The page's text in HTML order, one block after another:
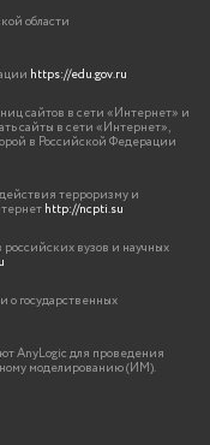
области
https://edu.gov.ru
сайтов в сети «Интернет» и
сайты в сети «Интернет»,
в Российской Федерации
терроризму и
http://ncpti.su
вузов и научных
государственных
AnyLogic для проведения
моделированию (ИМ).